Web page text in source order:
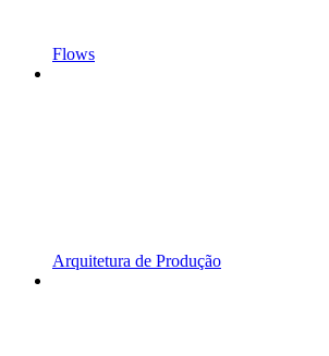
Flows
Arquitetura de Produção